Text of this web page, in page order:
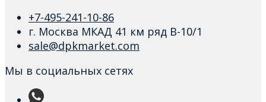
+7-495-241-10-86
г. Москва МКАД 41 км ряд В-10/1
sale@dpkmarket.com
Мы в социальных сетях